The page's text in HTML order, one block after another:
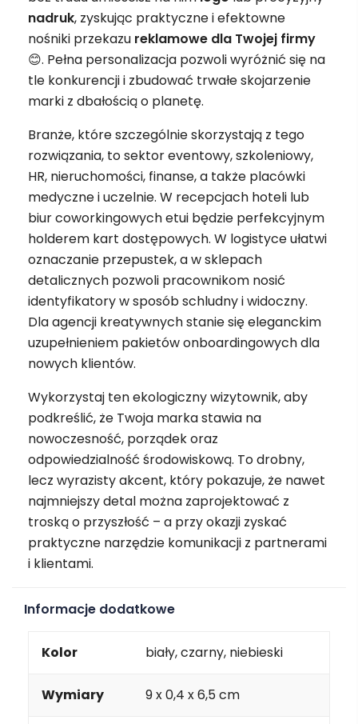
nadruk, zyskując praktyczne i efektowne
nośniki przekazu reklamowe dla Twojej firmy
😊. Pełna personalizacja pozwoli wyróżnić się na
tle konkurencji i zbudować trwałe skojarzenie
marki z dbałością o planetę.
Branże, które szczególnie skorzystają z tego
rozwiązania, to sektor eventowy, szkoleniowy,
HR, nieruchomości, finanse, a także placówki
medyczne i uczelnie. W recepcjach hoteli lub
biur coworkingowych etui będzie perfekcyjnym
holderem kart dostępowych. W logistyce ułatwi
oznaczanie przepustek, a w sklepach
detalicznych pozwoli pracownikom nosić
identyfikatory w sposób schludny i widoczny.
Dla agencji kreatywnych stanie się eleganckim
uzupełnieniem pakietów onboardingowych dla
nowych klientów.
Wykorzystaj ten ekologiczny wizytownik, aby
podkreślić, że Twoja marka stawia na
nowoczesność, porządek oraz
odpowiedzialność środowiskową. To drobny,
lecz wyrazisty akcent, który pokazuje, że nawet
najmniejszy detal można zaprojektować z
troską o przyszłość – a przy okazji zyskać
praktyczne narzędzie komunikacji z partnerami
i klientami.
Informacje dodatkowe
Kolor biały, czarny, niebieski
Wymiary 9 x 0,4 x 6,5 cm